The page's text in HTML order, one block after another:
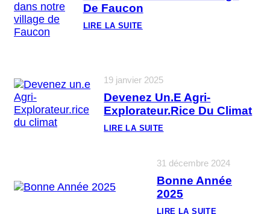
De Faucon
LIRE LA SUITE
I
E
R
I
E
C
19 janvier 2025
Devenez Un.e Agri-
Explorateur.rice Du Climat
LIRE LA SUITE
V
N
E
Z
U
31 décembre 2024
Bonne Année
2025
LIRE LA SUITE